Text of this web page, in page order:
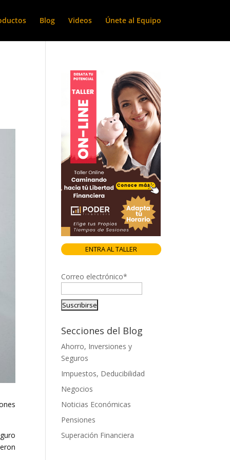
Blog Videos Únete al Equipo
ENTRA AL TALLER
Correo electrónico*
Secciones del Blog
Ahorro, Inversiones y
Seguros
Impuestos, Deducibilidad
Negocios
Noticias Económicas
Pensiones
Superación Financiera